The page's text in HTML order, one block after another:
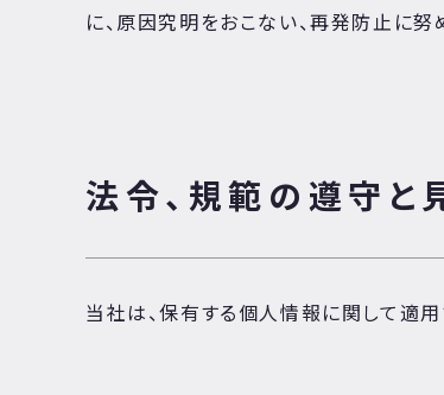
に、原因究明をおこない、再発防止に努
法令、規範の遵守と
当社は、保有する個人情報に関して適